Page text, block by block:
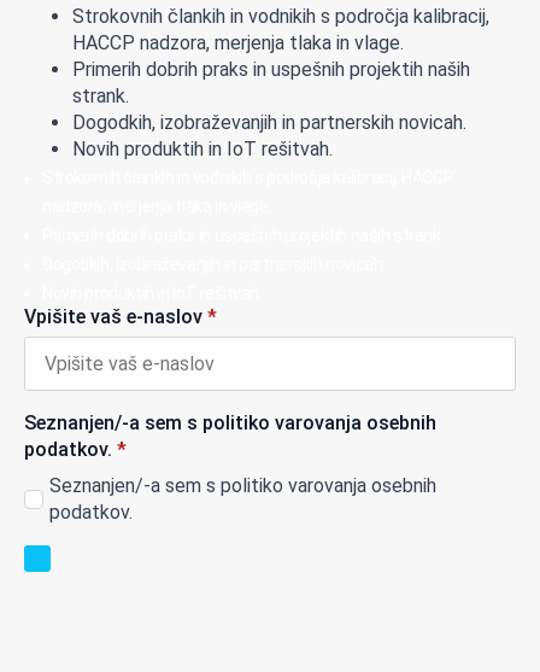
Strokovnih člankih in vodnikih s področja kalibracij,
HACCP nadzora, merjenja tlaka in vlage.
Primerih dobrih praks in uspešnih projektih naših
strank.
Dogodkih, izobraževanjih in partnerskih novicah.
Novih produktih in IoT rešitvah.
Vpišite vaš e-naslov *
Seznanjen/-a sem s politiko varovanja osebnih
podatkov. *
Seznanjen/-a sem s politiko varovanja osebnih
podatkov.